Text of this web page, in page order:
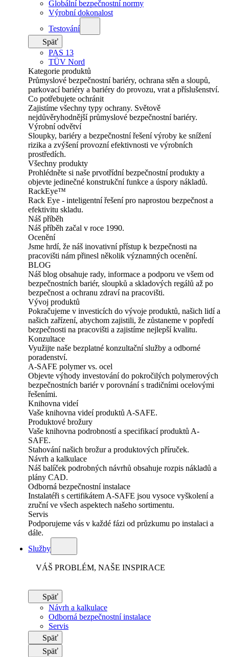
Globální bezpečnostní normy
Výrobní dokonalost
Testování
Späť
PAS 13
TÜV Nord
Kategorie produktů
Průmyslové bezpečnostní bariéry, ochrana stěn a sloupů,
parkovací bariéry a bariéry do provozu, vrat a příslušenství.
Co potřebujete ochránit
Zajistíme všechny typy ochrany. Světově
nejdůvěryhodnější průmyslové bezpečnostní bariéry.
Výrobní odvětví
Sloupky, bariéry a bezpečnostní řešení výroby ke snížení
rizika a zvýšení provozní efektivnosti ve výrobních
prostředích.
Všechny produkty
Prohlédněte si naše prvotřídní bezpečnostní produkty a
objevte jedinečné konstrukční funkce a úspory nákladů.
RackEye™
Rack Eye - inteligentní řešení pro naprostou bezpečnost a
efektivitu skladu.
Náš příběh
Náš příběh začal v roce 1990.
Ocenění
Jsme hrdí, že náš inovativní přístup k bezpečnosti na
pracovišti nám přinesl několik významných ocenění.
BLOG
Náš blog obsahuje rady, informace a podporu ve všem od
bezpečnostních bariér, sloupků a skladových regálů až po
bezpečnost a ochranu zdraví na pracovišti.
Vývoj produktů
Pokračujeme v investicích do vývoje produktů, našich lidí a
našich zařízení, abychom zajistili, že zůstaneme v popředí
bezpečnosti na pracovišti a zajistíme nejlepší kvalitu.
Konzultace
Využijte naše bezplatné konzultační služby a odborné
poradenství.
A-SAFE polymer vs. ocel
Objevte výhody investování do pokročilých polymerových
bezpečnostních bariér v porovnání s tradičními ocelovými
řešeními.
Knihovna videí
Vaše knihovna videí produktů A-SAFE.
Produktové brožury
Vaše knihovna podrobností a specifikací produktů A-
SAFE.
Stahování našich brožur a produktových příruček.
Návrh a kalkulace
Náš balíček podrobných návrhů obsahuje rozpis nákladů a
plány CAD.
Odborná bezpečnostní instalace
Instalatéři s certifikátem A-SAFE jsou vysoce vyškolení a
zruční ve všech aspektech našeho sortimentu.
Servis
Podporujeme vás v každé fázi od průzkumu po instalaci a
dále.
Služby
VÁŠ PROBLÉM, NAŠE INSPIRACE
Späť
Návrh a kalkulace
Odborná bezpečnostní instalace
Servis
Späť
Späť